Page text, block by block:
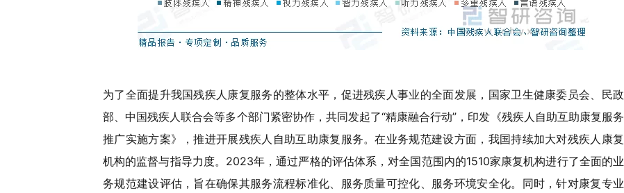
为了全面提升我国残疾人康复服务的整体水平，促进残疾人事业的全面发展，国家卫生健康委员会、民政
部、中国残疾人联合会等多个部门紧密协作，共同发起了“精康融合行动”，印发《残疾人自助互助康复服务
推广实施方案》，推进开展残疾人自助互助康复服务。在业务规范建设方面，我国持续加大对残疾人康复
机构的监督与指导力度。2023年，通过严格的评估体系，对全国范围内的1510家康复机构进行了全面的业
务规范建设评估，旨在确保其服务流程标准化、服务质量可控化、服务环境安全化。同时，针对康复专业